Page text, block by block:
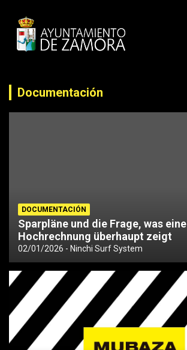
Documentación
DOCUMENTACIÓN
Sparpläne und die Frage, was eine
Hochrechnung überhaupt zeigt
02/01/2026 Ninchi Surf System